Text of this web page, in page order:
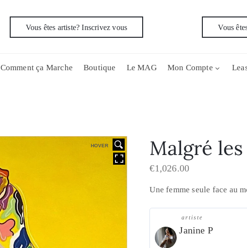
Vous êtes artiste? Inscrivez vous Vous
Comment ça Marche Boutique Le MAG Mon Compte
HOVER Malgré
€1,026.00
Une femme seule face au
artiste
Janine P